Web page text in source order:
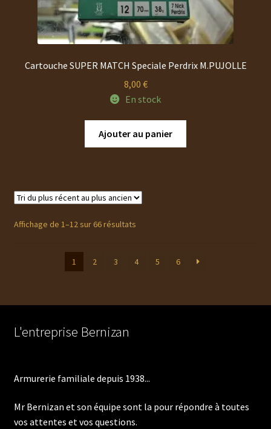
la
page
du
produit
Cartouche SUPER MATCH Speciale Perdrix M.PUJOLLE
8,00 €
En stock
Ajouter au panier
Affichage de 1–12 sur 66 résultatsTrié
récent
ancien
1 2 3 4 5 6
L'entreprise Bernizan
Armurerie familiale depuis 1938...
Mr Bernizan et son équipe sont la pour répondre à toutes
vos attentes et vos questions.